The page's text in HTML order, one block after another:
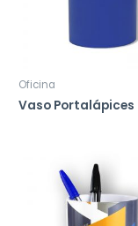
Oficina
Vaso Portalápices